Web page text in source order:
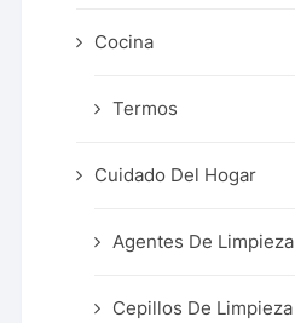
Cocina
Termos
Cuidado Del Hogar
Agentes De Limpieza
Cepillos De Limpieza